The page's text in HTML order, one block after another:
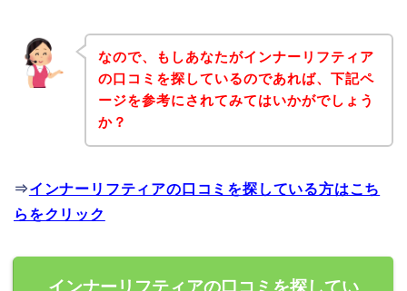
なので、もしあなたがインナーリフティア
の口コミを探しているのであれば、下記ペ
ージを参考にされてみてはいかがでしょう
か？
⇒インナーリフティアの口コミを探している方はこち
らをクリック
インナーリフティアの口コミを探してい